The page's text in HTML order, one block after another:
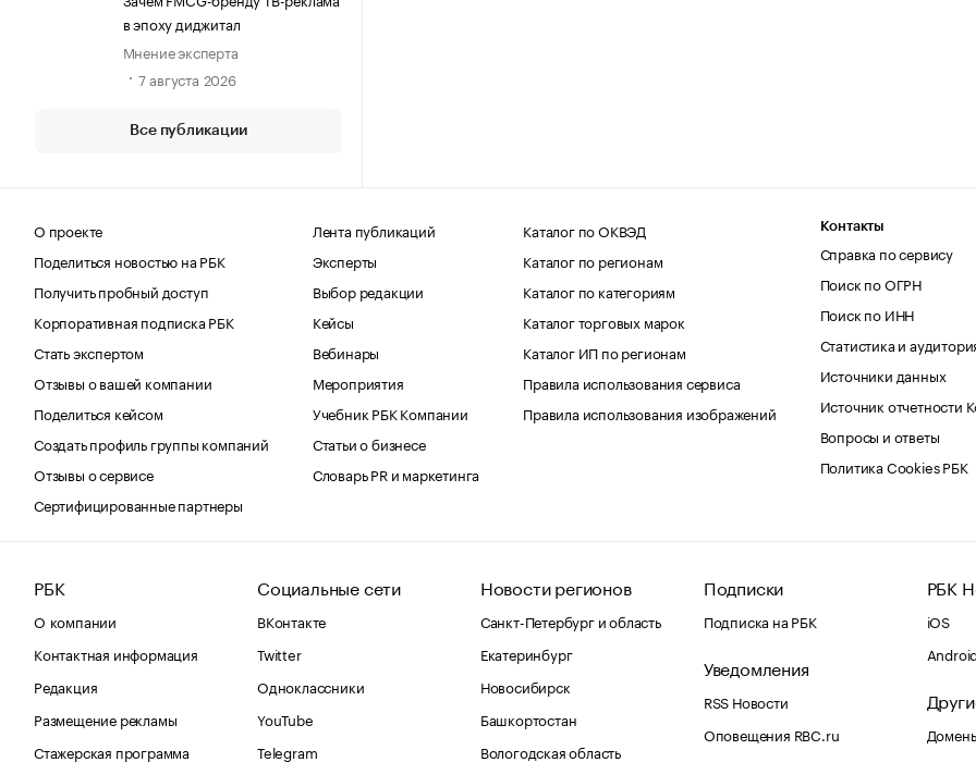
в эпоху диджитал
Мнение эксперта
7 августа 2026
Все публикации
О проекте
Поделиться новостью на РБК
Получить пробный доступ
Корпоративная подписка РБК
Стать экспертом
Отзывы о вашей компании
Поделиться кейсом
Создать профиль группы компаний
Отзывы о сервисе
Сертифицированные партнеры
Лента публикаций
Эксперты
Выбор редакции
Кейсы
Вебинары
Мероприятия
Учебник РБК Компании
Статьи о бизнесе
Словарь PR и маркетинга
Каталог по ОКВЭД
Каталог по регионам
Каталог по категориям
Каталог торговых марок
Каталог ИП по регионам
Правила использования сервиса
Правила использования изображений
Контакты
Справка по сервису
Поиск по ОГРН
Поиск по ИНН
Статистика и
Источники данных
Источник отчетности
Вопросы и ответы
Политика Cookies РБК
РБК
О компании
Контактная информация
Редакция
Размещение рекламы
Стажерская программа
Социальные сети
ВКонтакте
Twitter
Одноклассники
YouTube
Telegram
Новости регионов
Санкт-Петербург и область
Екатеринбург
Новосибирск
Башкортостан
Вологодская область
Подписки
Подписка на РБК
Уведомления
RSS Новости
Оповещения RBC.ru
РБК
iOS